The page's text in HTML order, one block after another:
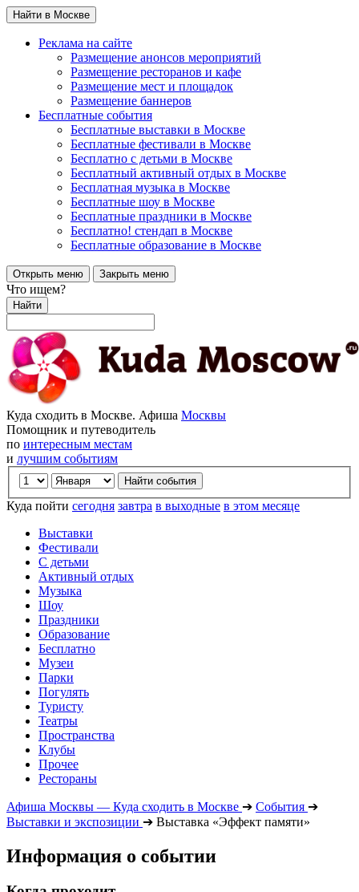
Найти в Москве
Реклама на сайте
Размещение анонсов мероприятий
Размещение ресторанов и кафе
Размещение мест и площадок
Размещение баннеров
Бесплатные события
Бесплатные выставки в Москве
Бесплатные фестивали в Москве
Бесплатно с детьми в Москве
Бесплатный активный отдых в Москве
Бесплатная музыка в Москве
Бесплатные шоу в Москве
Бесплатные праздники в Москве
Бесплатно! стендап в Москве
Бесплатные образование в Москве
Открыть меню Закрыть меню
Что ищем?
Найти
Куда сходить в Москве. Афиша Москвы
Помощник и путеводитель
по интересным местам
и лучшим событиям
Куда пойти сегодня завтра в выходные в этом месяце
Выставки
Фестивали
С детьми
Активный отдых
Музыка
Шоу
Праздники
Образование
Бесплатно
Музеи
Парки
Погулять
Туристу
Театры
Пространства
Клубы
Прочее
Рестораны
Афиша Москвы — Куда сходить в Москве ➔ События ➔
Выставки и экспозиции ➔ Выставка «Эффект памяти»
Информация о событии